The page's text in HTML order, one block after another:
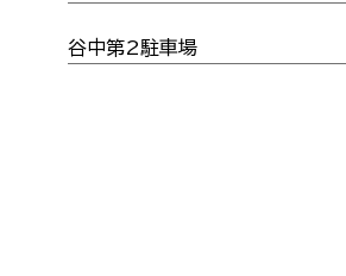
谷中第2駐車場